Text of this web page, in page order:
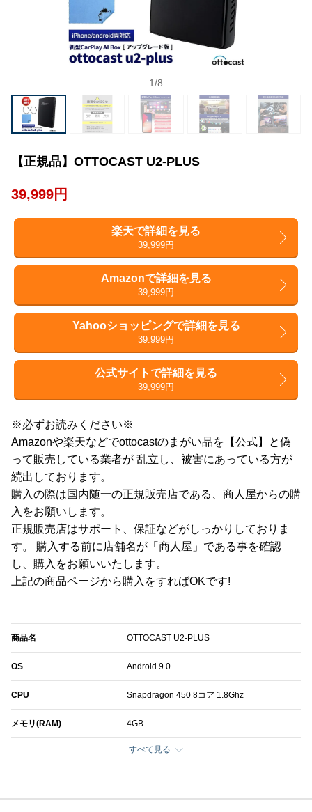
1/8
【正規品】OTTOCAST U2-PLUS
39,999円
楽天で詳細を見る
39,999円
Amazonで詳細を見る
39,999円
Yahooショッピングで詳細を見る
39.999円
公式サイトで詳細を見る
39,999円
※必ずお読みください※
Amazonや楽天などでottocastのまがい品を【公式】と偽
って販売している業者が 乱立し、被害にあっている方が
続出しております。
購入の際は国内随一の正規販売店である、商人屋からの購
入をお願いします。
正規販売店はサポート、保証などがしっかりしておりま
す。 購入する前に店舗名が「商人屋」である事を確認
し、購入をお願いいたします。
上記の商品ページから購入をすればOKです!
商品名 OTTOCAST U2-PLUS
OS Android 9.0
CPU Snapdragon 450 8コア 1.8Ghz
メモリ(RAM) 4GB
すべて見る